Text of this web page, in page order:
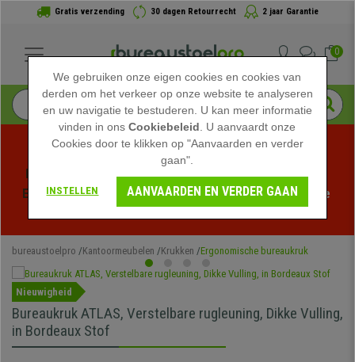
Gratis verzending 30 dagen Retourrecht 2 jaar Garantie
0
Profiteer van de Zomeruitverkoop bij bureaustoelpro!
Exclusieve kortingen voor een beperkte tijd - Bekijk de
bureaustoelpro Kantoormeubelen Krukken Ergonomische bureaukruk
Nieuwigheid
Bureaukruk ATLAS, Verstelbare rugleuning, Dikke Vulling,
in Bordeaux Stof
We gebruiken onze eigen cookies en cookies van
derden om het verkeer op onze website te analyseren
en uw navigatie te bestuderen. U kan meer informatie
vinden in onsCookiebeleid . U aanvaardt onze
Cookies door te klikken op "Aanvaarden en verder
gaan".
INSTELLEN AANVAARDEN EN VERDER GAAN